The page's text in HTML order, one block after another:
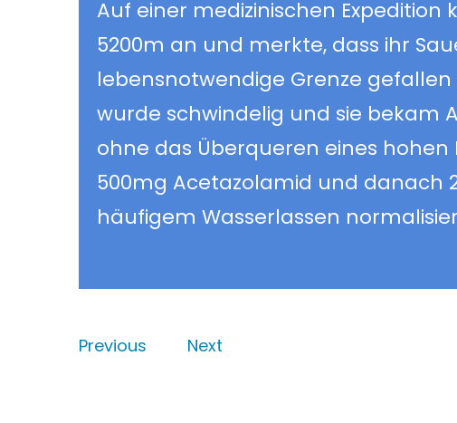
Auf einer medizinischen
5200m an und merkte, dass ihr
lebensnotwendige Grenze
wurde schwindelig und sie bekam
ohne das Überqueren eines
500mg Acetazolamid und danach
häufigem Wasserlassen
Previous Next